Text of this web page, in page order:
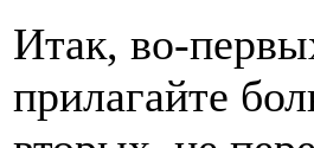
Итак, во-
прилагайте